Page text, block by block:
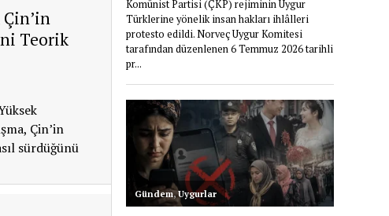
Teorik
Çin’in
sürdüğünü